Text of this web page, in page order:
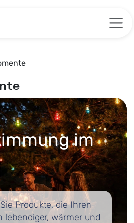
im
Produkte, die Ihren
lebendiger, wärmer und